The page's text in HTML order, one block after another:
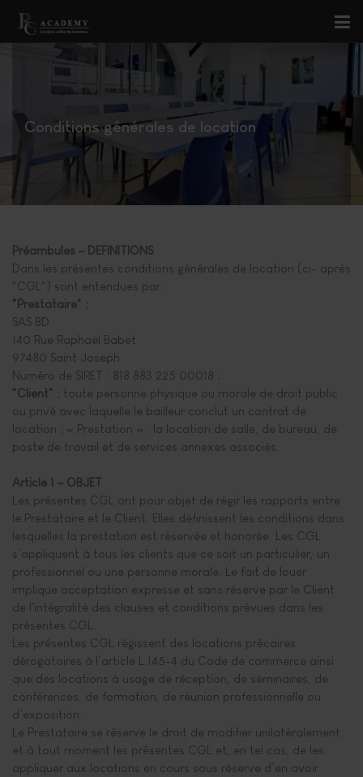
Conditions générales de location
Préambules – DEFINITIONS
Dans les présentes conditions générales de location (ci- après
"CGL") sont entendues par :
"Prestataire" :
SAS BD
140 Rue Raphaël Babet
97480 Saint Joseph
Numéro de SIRET : 818 883 225 00018 ;
"Client" : toute personne physique ou morale de droit public
ou privé avec laquelle le bailleur conclut un contrat de
location ; « Prestation » : la location de salle, de bureau, de
poste de travail et de services annexes associés.
Article 1 – OBJET
Les présentes CGL ont pour objet de régir les rapports entre
le Prestataire et le Client. Elles définissent les conditions dans
lesquelles la prestation est réservée et honorée. Les CGL
s’appliquent à tous les clients que ce soit un particulier, un
professionnel ou une personne morale. Le fait de louer
implique acceptation expresse et sans réserve par le Client
de l'intégralité des clauses et conditions prévues dans les
présentes CGL.
Les présentes CGL régissent des locations précaires
dérogatoires à l’article L.145-4 du Code de commerce ainsi
que des locations à usage de réception, de séminaires, de
conférences, de formation, de réunion professionnelle ou
d’exposition.
Le Prestataire se réserve le droit de modifier unilatéralement
et à tout moment les présentes CGL et, en tel cas, de les
appliquer aux locations en cours sous réserve d’en avoir